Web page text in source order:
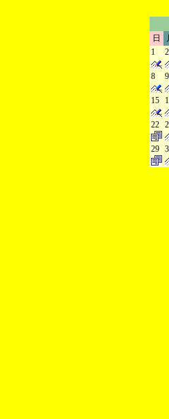
日
1
2
8 9
15
22
29